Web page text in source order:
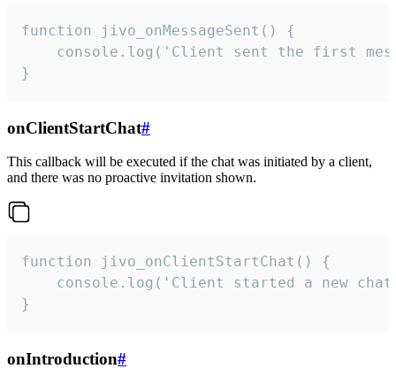
function jivo_onMessageSent() {
console.log('Client sent the first
}
onClientStartChat#
This callback will be executed if the chat was initiated by a client,
and there was no proactive invitation shown.
function jivo_onClientStartChat() {
console.log('Client started a new
}
onIntroduction#